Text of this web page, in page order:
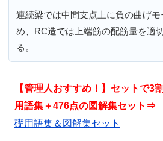
連続梁では中間支点上に負の曲げ
め、RC造では上端筋の配筋量を適
る。
【管理人おすすめ！】セットで3
用語集＋476点の図解集セット⇒
礎用語集＆図解集セット